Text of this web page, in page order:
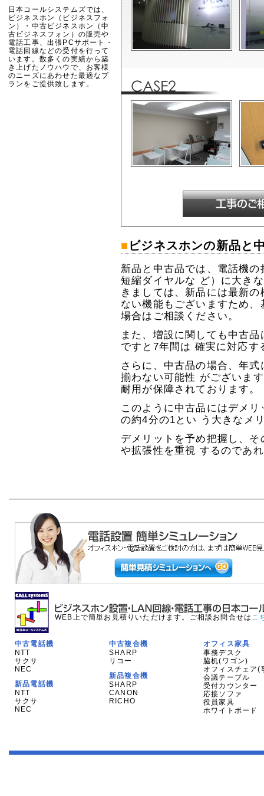
日本コールシステムズでは、
ビジネスホン（ビジネスフォ
ン）・中古ビジネスホン（中
古ビジネスフォン）の販売や
電話工事、出張PCサポート・
電話回線などの受付を行って
います。数多くの実績から築
き上げたノウハウで、お客様
のニーズにあわせた最適なプ
ランをご提供致します。
■ ビジネスホンの新品と
新品と中古品では、電話機
短縮ダイヤルな ど）に大き
きましては、新品には最新
ない機能もございますため
場合はご相談ください。
また、増設に関しても中古
ですと7年間は 確実に対応す
さらに、中古品の場合、年
揃わない可能性 がございま
耐用が保障されております。
このように中古品にはデメ
の約4分の1とい う大きなメ
デメリットを予め把握し、
や拡張性を重視 するのであ
WEB上で簡単お見積りいただけます。ご相談お問合せは こ
中古電話機
NTT
サクサ
NEC
新品電話機
NTT
サクサ
NEC
中古複合機
SHARP
リコー
新品複合機
SHARP
CANON
RICHO
オフィス家具
事務デスク
脇机(ワゴン)
オフィスチェア(
会議テーブル
受付カウンター
応接ソファ
役員家具
ホワイトボード